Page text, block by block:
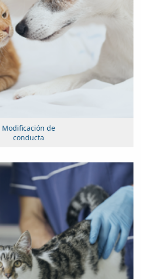
Modificación de
conducta